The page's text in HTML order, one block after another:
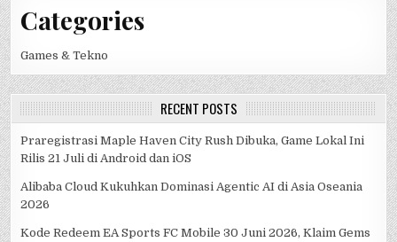
Categories
Games & Tekno
RECENT POSTS
Praregistrasi Maple Haven City Rush Dibuka, Game Lokal Ini
Rilis 21 Juli di Android dan iOS
Alibaba Cloud Kukuhkan Dominasi Agentic AI di Asia Oseania
2026
Kode Redeem EA Sports FC Mobile 30 Juni 2026, Klaim Gems